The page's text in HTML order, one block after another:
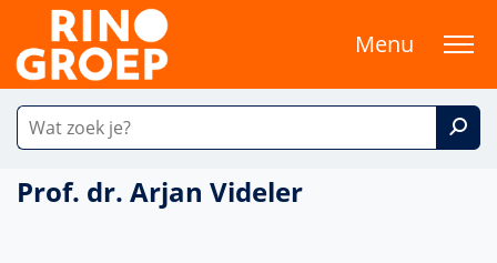
Menu
Prof. dr. Arjan Videler